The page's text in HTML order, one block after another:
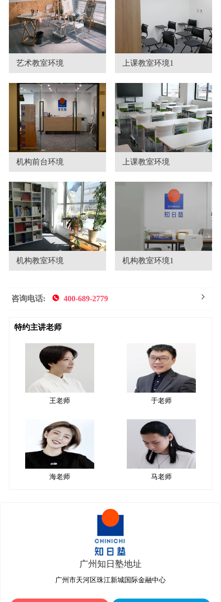
艺术教室环境 上课教室环境1
机构前台环境 上课教室环境
机构教室环境 机构教室环境1
咨询电话: 400-689-2779
特约主讲老师
王老师 于老师
海老师 马老师
广州知日塾地址
广州市天河区珠江新城国际金融中心